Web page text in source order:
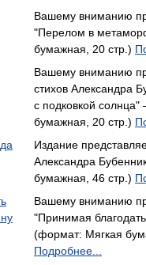
Вашему вниманию
"Перелом в
бумажная, 20 стр.)
Вашему вниманию
стихов Александра
с подковкой
бумажная, 20 стр.)
Издание
Александра
бумажная, 46 стр.)
Вашему вниманию
"Принимая
(формат: Мягкая
Подробнее...